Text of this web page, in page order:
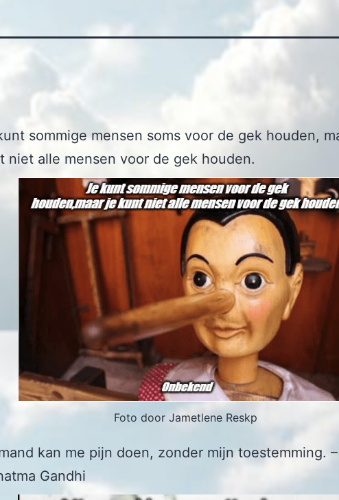
sommige mensen soms voor de gek houden,
niet alle mensen voor de gek houden.
Foto door Jametlene Reskp
kan me pijn doen, zonder mijn toestemming. –
Gandhi